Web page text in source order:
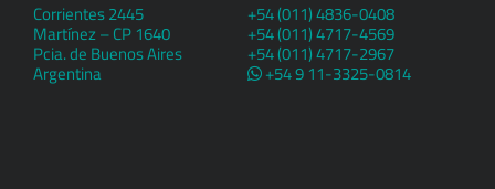
Corrientes 2445
Martínez – CP 1640
Pcia. de Buenos Aires
Argentina
+54 (011) 4836-0408
+54 (011) 4717-4569
+54 (011) 4717-2967
+54 9 11-3325-0814